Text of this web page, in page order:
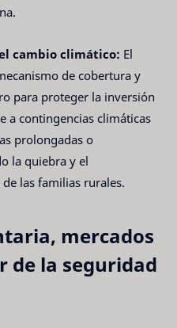
cambio climático: El
de cobertura y
para proteger la inversión
a contingencias climáticas
prolongadas o
la quiebra y el
las familias rurales.
mercados
de la seguridad